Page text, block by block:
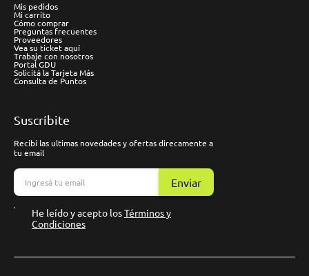
Mis pedidos
Mi carrito
Cómo comprar
Preguntas frecuentes
Proveedores
Vea su ticket aquí
Trabaje con nosotros
Portal GDU
Solicitá la Tarjeta Más
Consulta de Puntos
Suscríbite
Recibí las ultimas novedades y ofertas direcamente a
tu email
Enviar
He leído y acepto losTérminos y
Condiciones